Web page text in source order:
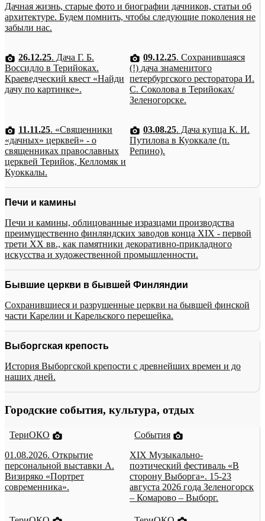
Дачная жизнь, старые фото и биографии дачников, статьи об
архитектуре. Будем помнить, чтобы следующие поколения не
забыли нас.
26.12.25. Дача Г. Б.
Воссидло в Терийоках.
Краеведческий квест «Найди
дачу по картинке».
09.12.25. Сохранившаяся
(!) дача знаменитого
петербургского ресторатора И.
С. Соколова в Терийоках/
Зеленогорске.
11.11.25. «Священники
«дачных» церквей» - о
священниках православных
церквей Терийок, Келломяк и
Куоккалы.
03.08.25. Дача купца К. И.
Путилова в Куоккале (п.
Репино).
Печи и камины
Печи и камины, облицованные изразцами производства
преимущественно финляндских заводов конца XIX - первой
трети XX вв., как памятники декоративно-прикладного
искусства и художественной промышленности.
Бывшие церкви в бывшей Финляндии
Сохранившиеся и разрушенные церкви на бывшей финской
части Карелии и Карельского перешейка.
Выборгская крепость
История Выборгской крепости с древнейших времен и до
наших дней.
Городские события, культура, отдых
ТериОКО
01.08.2026. Открытие
персональной выставки А.
Визиряко «Портрет
современника».
События
XIX Музыкально-
поэтический фестиваль «В
сторону Выборга». 15-23
августа 2026 года Зеленогорск
– Комарово – Выборг.